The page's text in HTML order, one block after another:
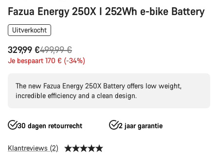
Fazua Energy 250X I 252Wh e-bike Battery
Uitverkocht
329,99 €
Originele
Prijs
499,99 €
Je bespaart 170 € (-34%)
The new Fazua Energy 250X Battery offers low weight,
incredible efficiency and a clean design.
30 dagen retourrecht 2 jaar garantie
Klantreviews (2)